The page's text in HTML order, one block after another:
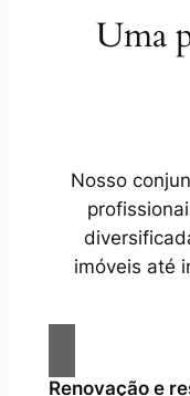
Uma
Nosso
imóveis até
Renovação e